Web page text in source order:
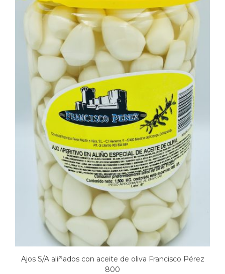
Ajos S/A aliñados con aceite de oliva Francisco Pérez
800